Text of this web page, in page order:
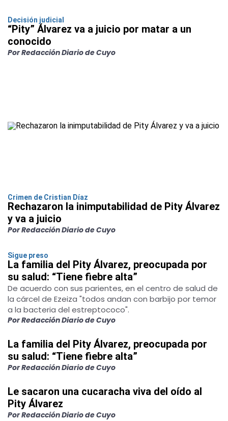
Decisión judicial
“Pity” Álvarez va a juicio por matar a un
conocido
Por Redacción Diario de Cuyo
Crimen de Cristian Díaz
Rechazaron la inimputabilidad de Pity Álvarez
y va a juicio
Por Redacción Diario de Cuyo
Sigue preso
La familia del Pity Álvarez, preocupada por
su salud: “Tiene fiebre alta”
De acuerdo con sus parientes, en el centro de salud de
la cárcel de Ezeiza "todos andan con barbijo por temor
a la bacteria del estreptococo".
Por Redacción Diario de Cuyo
La familia del Pity Álvarez, preocupada por
su salud: “Tiene fiebre alta”
Por Redacción Diario de Cuyo
Le sacaron una cucaracha viva del oído al
Pity Álvarez
Por Redacción Diario de Cuyo